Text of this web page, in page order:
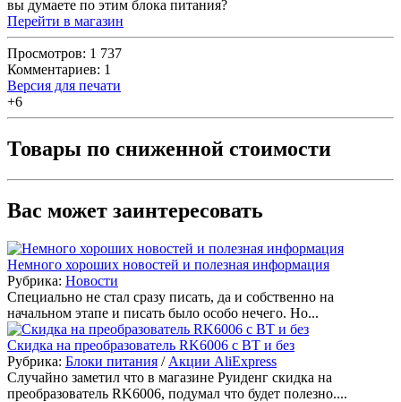
вы думаете по этим блока питания?
Перейти в магазин
Просмотров: 1 737
Комментариев: 1
Версия для печати
+6
Товары по сниженной стоимости
Вас может заинтересовать
Немного хороших новостей и полезная информация
Рубрика: Новости
Специально не стал сразу писать, да и собственно на
начальном этапе и писать было особо нечего. Но...
Скидка на преобразователь RK6006 с ВТ и без
Рубрика: Блоки питания / Акции AliExpress
Случайно заметил что в магазине Руиденг скидка на
преобразователь RK6006, подумал что будет полезно....